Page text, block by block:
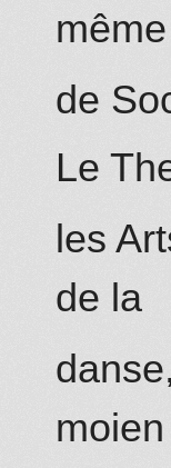
de
Le
les
de la
moien